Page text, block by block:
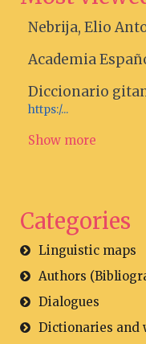
Nebrija, Elio
Academia
Diccionario
https:/...
Show more
Categories
Linguistic maps
Authors
Dialogues
Dictionaries and